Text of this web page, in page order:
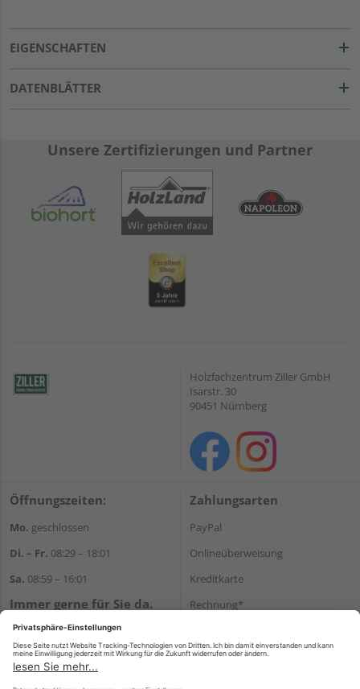
EIGENSCHAFTEN
DATENBLÄTTER
Unsere Zertifizierungen und Partner
Holzfachzentrum Ziller GmbH
Isarstr. 30
90451 Nürnberg
Öffnungszeiten:
Mo. geschlossen
Di. – Fr. 08:29 – 18:01
Sa. 08:59 – 16:01
Immer gerne für Sie da.
E-Mail:kontakt@holzziller.de
Zahlungsarten
PayPal
Onlineüberweisung
Kreditkarte
Rechnung*
Versand